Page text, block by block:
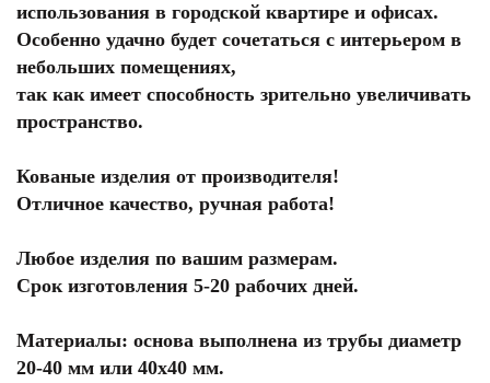
использования в городской квартире и офисах.
Особенно удачно будет сочетаться с интерьером в
небольших помещениях,
так как имеет способность зрительно увеличивать
пространство.
Кованые изделия от производителя!
Отличное качество, ручная работа!
Любое изделия по вашим размерам.
Срок изготовления 5-20 рабочих дней.
Материалы: основа выполнена из трубы диаметр
20-40 мм или 40х40 мм.